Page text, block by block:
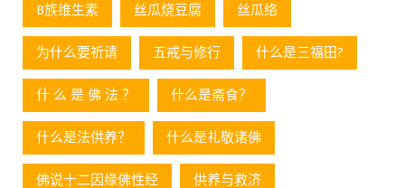
B族维生素 丝瓜烧豆腐 丝瓜络
为什么要祈请 五戒与修行 什么是三福田?
什 么 是 佛 法 ？ 什么是斋食？
什么是法供养？ 什么是礼敬诸佛
佛说十二因缘佛性经 供养与救济